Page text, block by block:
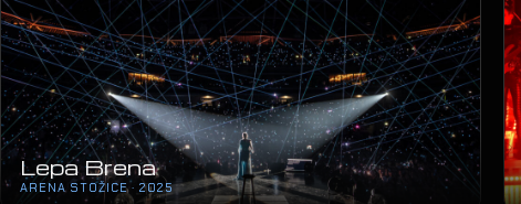
Lepa Brena
ARENA STOŽICE · 2025